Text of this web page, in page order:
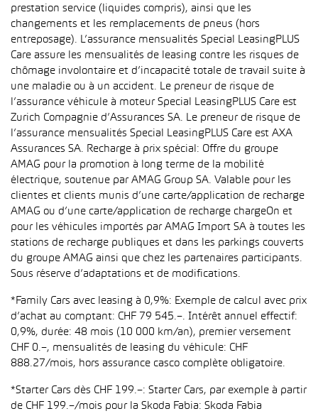
prestation service (liquides compris), ainsi que les
changements et les remplacements de pneus (hors
entreposage). L’assurance mensualités Special LeasingPLUS
Care assure les mensualités de leasing contre les risques de
chômage involontaire et d’incapacité totale de travail suite à
une maladie ou à un accident. Le preneur de risque de
l’assurance véhicule à moteur Special LeasingPLUS Care est
Zurich Compagnie d’Assurances SA. Le preneur de risque de
l’assurance mensualités Special LeasingPLUS Care est AXA
Assurances SA. Recharge à prix spécial: Offre du groupe
AMAG pour la promotion à long terme de la mobilité
électrique, soutenue par AMAG Group SA. Valable pour les
clientes et clients munis d’une carte/application de recharge
AMAG ou d’une carte/application de recharge chargeOn et
pour les véhicules importés par AMAG Import SA à toutes les
stations de recharge publiques et dans les parkings couverts
du groupe AMAG ainsi que chez les partenaires participants.
Sous réserve d’adaptations et de modifications.
*Family Cars avec leasing à 0,9%: Exemple de calcul avec prix
d’achat au comptant: CHF 79 545.–. Intérêt annuel effectif:
0,9%, durée: 48 mois (10 000 km/an), premier versement
CHF 0.–, mensualités de leasing du véhicule: CHF
888.27/mois, hors assurance casco complète obligatoire.
*Starter Cars dès CHF 199.–: Starter Cars, par exemple à partir
de CHF 199.–/mois pour la Skoda Fabia: Skoda Fabia